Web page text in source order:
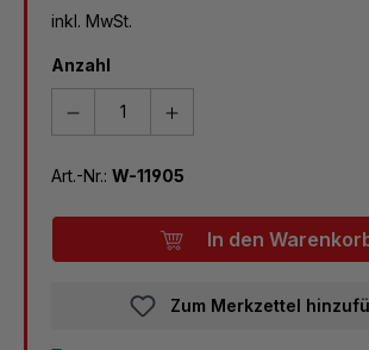
inkl. MwSt.
Anzahl
Art.-Nr.: W-11905
In den
Zum Merkzettel